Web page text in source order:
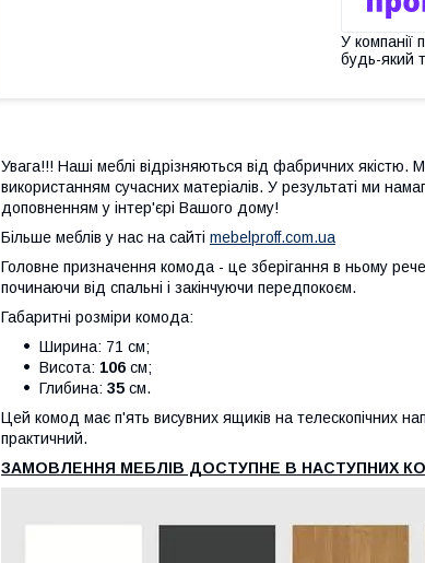
У компанії
будь-який
Увага!!! Наші меблі відрізняються від фабричних
використанням сучасних матеріалів. У результаті ми
доповненням у інтер'єрі Вашого дому!
Більше меблів у нас на сайті mebelproff.com.ua
Головне призначення комода - це зберігання в ньому
починаючи від спальні і закінчуючи передпокоєм.
Габаритні розміри комода:
Ширина: 71 см;
Висота: 106 см;
Глибина: 35 см.
Цей комод має п'ять висувних ящиків на телескопічних
практичний.
ЗАМОВЛЕННЯ МЕБЛІВ ДОСТУПНЕ В НАСТУПНИХ